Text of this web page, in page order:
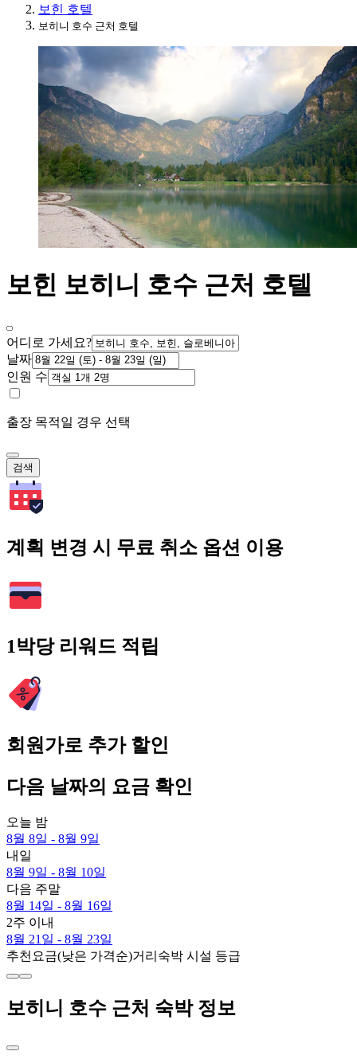
보힌 호텔
보히니 호수 근처 호텔
보힌 보히니 호수 근처 호텔
어디로 가세요?
날짜
인원 수
출장 목적일 경우 선택
검색
계획 변경 시 무료 취소 옵션 이용
1박당 리워드 적립
회원가로 추가 할인
다음 날짜의 요금 확인
오늘 밤
8월 8일 - 8월 9일
내일
8월 9일 - 8월 10일
다음 주말
8월 14일 - 8월 16일
2주 이내
8월 21일 - 8월 23일
추천요금(낮은 가격순)거리 숙박 시설 등급
보히니 호수 근처 숙박 정보